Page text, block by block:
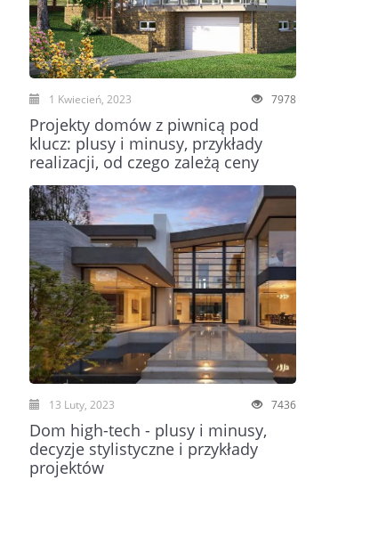
7978
1 Kwiecień, 2023
Projekty domów z piwnicą pod
klucz: plusy i minusy, przykłady
realizacji, od czego zależą ceny
7436
13 Luty, 2023
Dom high-tech - plusy i minusy,
decyzje stylistyczne i przykłady
projektów